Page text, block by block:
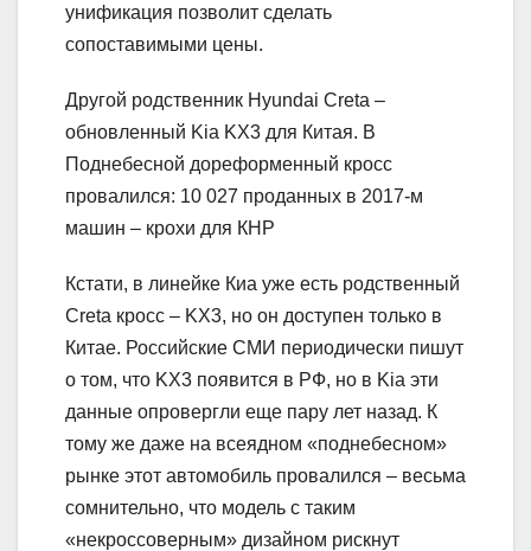
унификация позволит сделать
сопоставимыми цены.
Другой родственник Hyundai Creta –
обновленный Kia KX3 для Китая. В
Поднебесной дореформенный кросс
провалился: 10 027 проданных в 2017-м
машин – крохи для КНР
Кстати, в линейке Киа уже есть родственный
Creta кросс – KX3, но он доступен только в
Китае. Российские СМИ периодически пишут
о том, что KX3 появится в РФ, но в Kia эти
данные опровергли еще пару лет назад. К
тому же даже на всеядном «поднебесном»
рынке этот автомобиль провалился – весьма
сомнительно, что модель с таким
«некроссоверным» дизайном рискнут